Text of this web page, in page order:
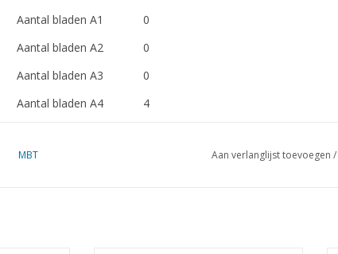
Aantal bladen A1
0
Aantal bladen A2
0
Aantal bladen A3
0
Aantal bladen A4
4
tekening
MBT Aan verlanglijst toevoegen /